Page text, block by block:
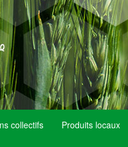
collectifs Produits locaux